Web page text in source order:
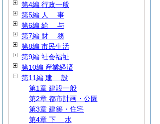
第4編 行政一般
第5編 人 事
第6編 給 与
第7編 財 務
第8編 市民生活
第9編 社会福祉
第10編 産業経済
第11編 建 設
第1章 建設一般
第2章 都市計画・公園
第3章 建築・住宅
第4章 下 水